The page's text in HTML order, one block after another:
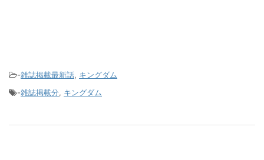
-雑誌掲載最新話, キングダム
-雑誌掲載分, キングダム